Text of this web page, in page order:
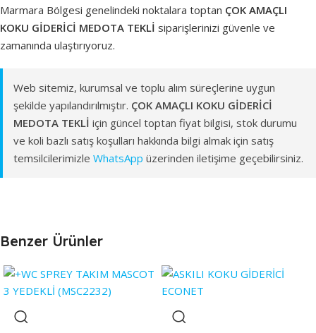
Marmara Bölgesi genelindeki noktalara toptan ÇOK AMAÇLI
KOKU GİDERİCİ MEDOTA TEKLİ siparişlerinizi güvenle ve
zamanında ulaştırıyoruz.
Web sitemiz, kurumsal ve toplu alım süreçlerine uygun
şekilde yapılandırılmıştır. ÇOK AMAÇLI KOKU GİDERİCİ
MEDOTA TEKLİ için güncel toptan fiyat bilgisi, stok durumu
ve koli bazlı satış koşulları hakkında bilgi almak için satış
temsilcilerimizle WhatsApp üzerinden iletişime geçebilirsiniz.
Benzer Ürünler